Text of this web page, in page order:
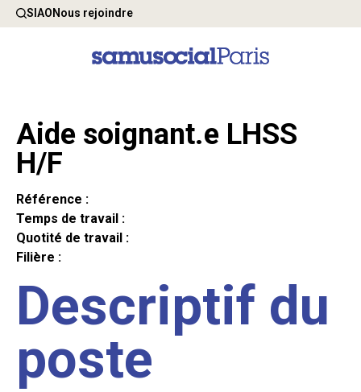
SIAONous rejoindre
Aide soignant.e LHSS
H/F
Référence :
Temps de travail :
Quotité de travail :
Filière :
Descriptif du
poste